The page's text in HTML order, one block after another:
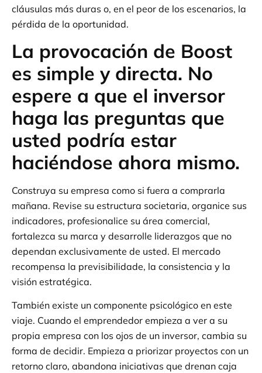
cláusulas más duras o, en el peor de los escenarios, la
pérdida de la oportunidad.
La provocación de Boost
es simple y directa. No
espere a que el inversor
haga las preguntas que
usted podría estar
haciéndose ahora mismo.
Construya su empresa como si fuera a comprarla
mañana. Revise su estructura societaria, organice sus
indicadores, profesionalice su área comercial,
fortalezca su marca y desarrolle liderazgos que no
dependan exclusivamente de usted. El mercado
recompensa la previsibilidade, la consistencia y la
visión estratégica.
También existe un componente psicológico en este
viaje. Cuando el emprendedor empieza a ver a su
propia empresa con los ojos de un inversor, cambia su
forma de decidir. Empieza a priorizar proyectos con un
retorno claro, abandona iniciativas que drenan caja